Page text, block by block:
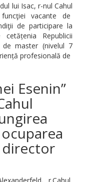
lui Isac, r-nul Cahul
vacante de
de participare la
Republicii
master (nivelul 7
profesională de
Esenin”